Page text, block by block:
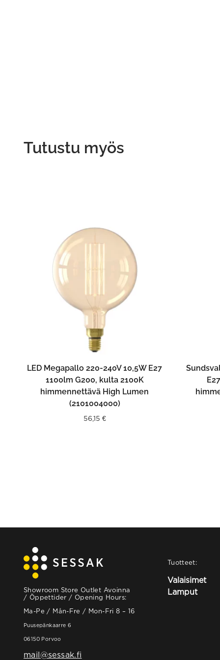
Tutustu myös
LISÄÄ OSTOSKORIIN
LED Megapallo 220-240V 10,5W E27
1100lm G200, kulta 2100K
himmennettävä High Lumen
(2101004000)
56,15 €
Showroom Store Outlet Avoinna
/ Öppettider / Opening Hours:
Ma-Pe / Mån-Fre / Mon-Fri 8 – 16
Puusepänkaarre 6
06150 Porvoo
mail@sessak.fi
Tuotteet:
Valaisimet
Lamput